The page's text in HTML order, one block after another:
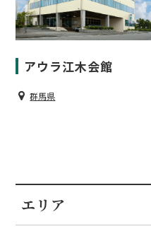
アウラ江木会館
群馬県
エリア